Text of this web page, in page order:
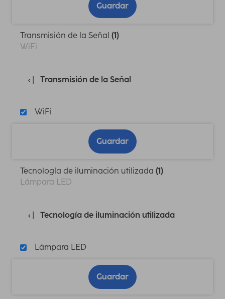
Guardar
Transmisión de la Señal (1)
WiFi
Transmisión de la Señal
WiFi
Guardar
Tecnología de iluminación utilizada (1)
Lámpara LED
Tecnología de iluminación utilizada
Lámpara LED
Guardar